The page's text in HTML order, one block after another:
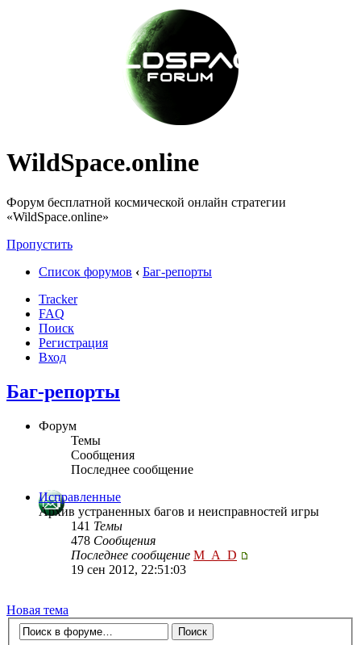
WildSpace.online
Форум бесплатной космической онлайн стратегии
«WildSpace.online»
Пропустить
Список форумов ‹ Баг-репорты
Tracker
FAQ
Поиск
Регистрация
Вход
Баг-репорты
Форум
Темы
Сообщения
Последнее сообщение
Исправленные
Архив устраненных багов и неисправностей игры
141 Темы
478 Сообщения
Последнее сообщение M_A_D
19 сен 2012, 22:51:03
Новая тема